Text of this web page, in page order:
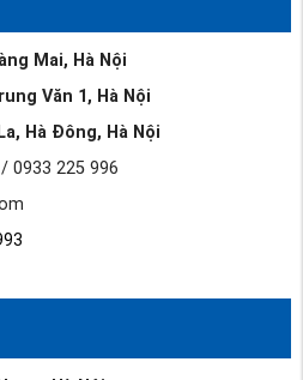
Mai, Hà Nội
Văn 1, Hà Nội
Hà Đông, Hà Nội
0933 225 996